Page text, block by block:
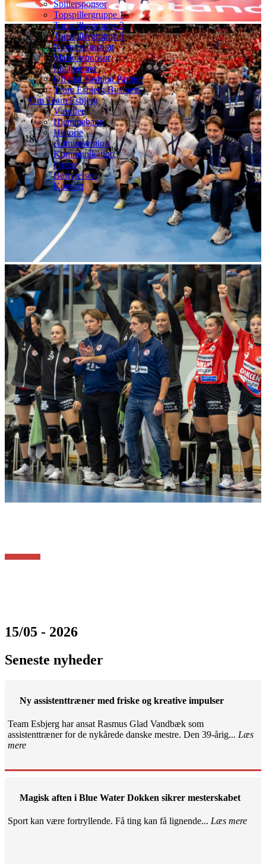
Spillersponsor
Topspillergruppe 1
Topspillergruppe 2
Topspillergruppe 3
Navnesponsorat
Maskotsponsor
Ligapartner
Official Fashion Partner
Team Esbjerg Business
Om Team Esbjerg
Værdier
Hjemmebane
Historie
Administration
Kommunikation
Presse
Bestyrelsen
Kontakt
15/05 - 2026
Seneste nyheder
Ny assistenttræner med friske og kreative impulser
Team Esbjerg har ansat Rasmus Glad Vandbæk som
assistenttræner for de nykårede danske mestre. Den 39-årig... Læs
mere
Magisk aften i Blue Water Dokken sikrer mesterskabet
Sport kan være fortryllende. Få ting kan få lignende... Læs mere